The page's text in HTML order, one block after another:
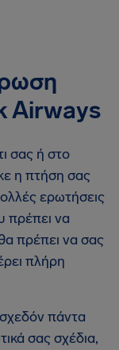
Airways
σας ή στο
η πτήση σας
ερωτήσεις
πρέπει να
πρέπει να σας
πλήρη
πάντα
σας σχέδια,